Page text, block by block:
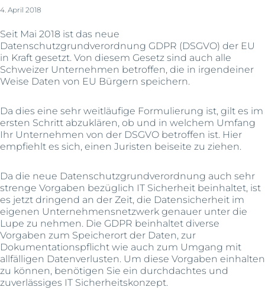
4. April 2018
Seit Mai 2018 ist das neue
Datenschutzgrundverordnung GDPR (DSGVO) der EU
in Kraft gesetzt. Von diesem Gesetz sind auch alle
Schweizer Unternehmen betroffen, die in irgendeiner
Weise Daten von EU Bürgern speichern.
Da dies eine sehr weitläufige Formulierung ist, gilt es im
ersten Schritt abzuklären, ob und in welchem Umfang
Ihr Unternehmen von der DSGVO betroffen ist. Hier
empfiehlt es sich, einen Juristen beiseite zu ziehen.
Da die neue Datenschutzgrundverordnung auch sehr
strenge Vorgaben bezüglich IT Sicherheit beinhaltet, ist
es jetzt dringend an der Zeit, die Datensicherheit im
eigenen Unternehmensnetzwerk genauer unter die
Lupe zu nehmen. Die GDPR beinhaltet diverse
Vorgaben zum Speicherort der Daten, zur
Dokumentationspflicht wie auch zum Umgang mit
allfälligen Datenverlusten. Um diese Vorgaben einhalten
zu können, benötigen Sie ein durchdachtes und
zuverlässiges IT Sicherheitskonzept.